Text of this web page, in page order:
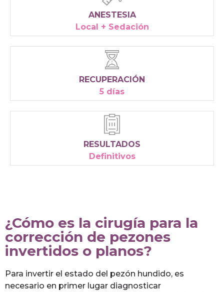
ANESTESIA
Local + Sedación
RECUPERACIÓN
5 días
RESULTADOS
Definitivos
¿Cómo es la cirugía para la
corrección de pezones
invertidos o planos?
Para invertir el estado del pezón hundido, es
necesario en primer lugar diagnosticar